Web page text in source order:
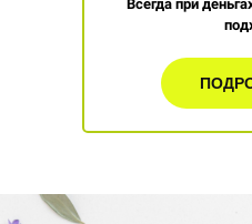
Всегда при